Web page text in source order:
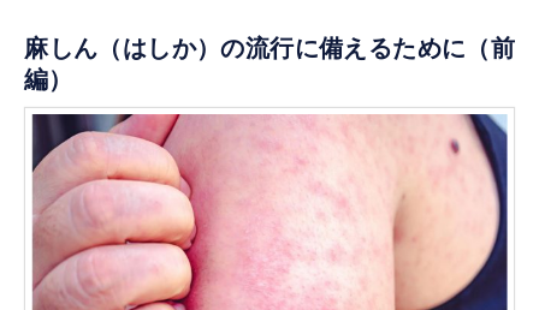
麻しん（はしか）の流行に備えるために（前
編）